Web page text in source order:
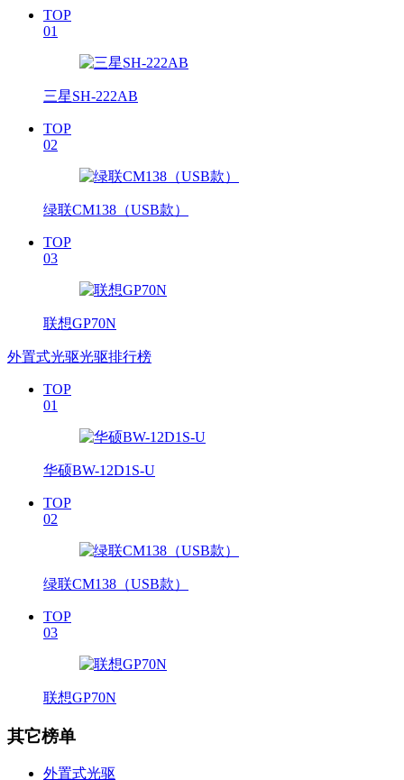
TOP
01
三星SH-222AB
TOP
02
绿联CM138（USB款）
TOP
03
联想GP70N
外置式光驱光驱排行榜
TOP
01
华硕BW-12D1S-U
TOP
02
绿联CM138（USB款）
TOP
03
联想GP70N
其它榜单
外置式光驱